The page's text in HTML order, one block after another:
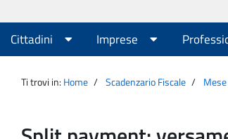
Agenzia
Entrate
Menu
principale
Cittadini Imprese
Ti trovi in: Home Scadenzario Fiscale Mese